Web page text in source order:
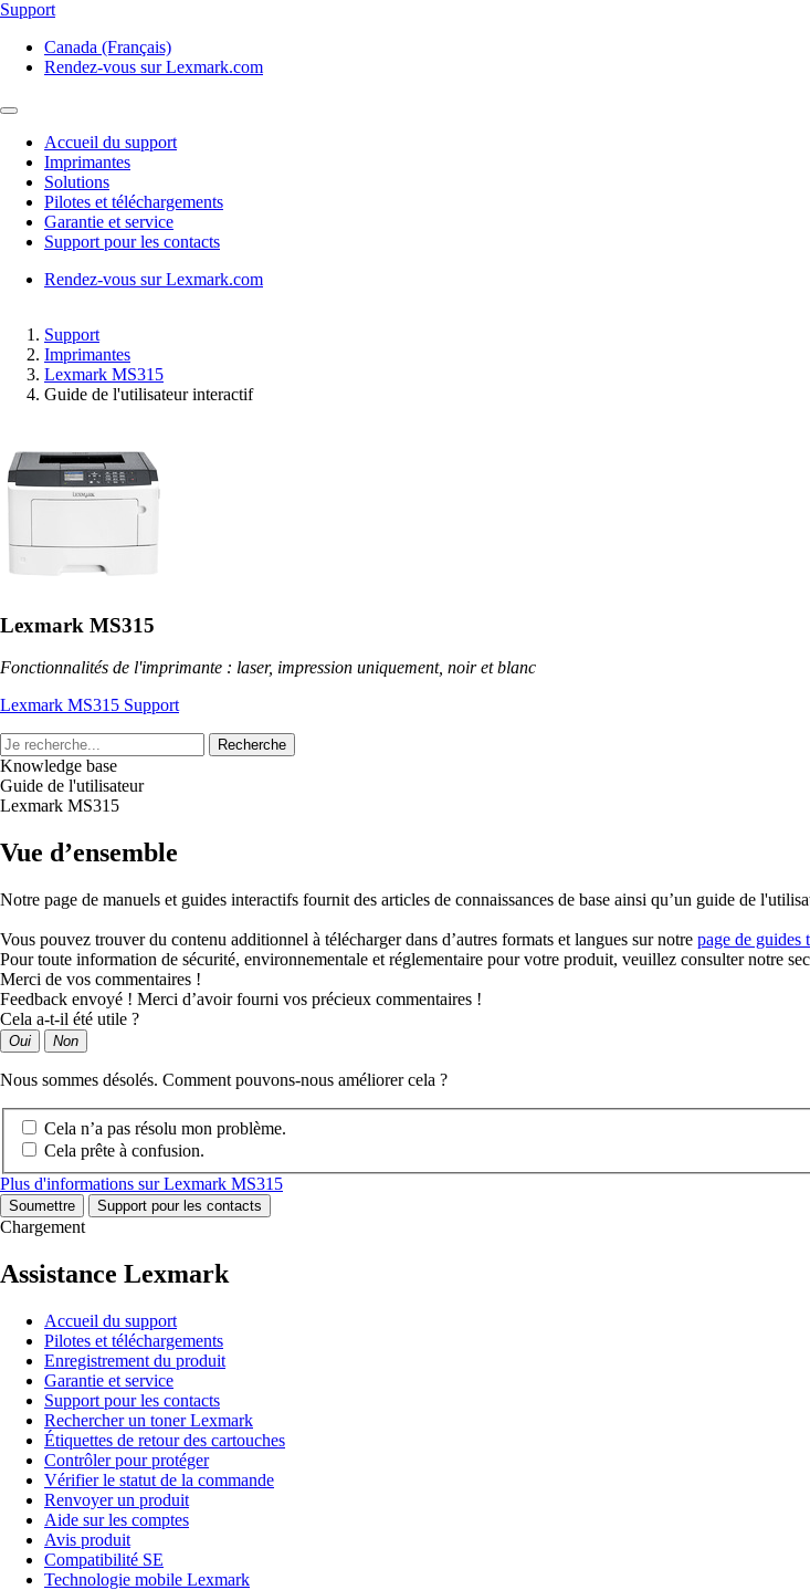
Support
Canada (Français)
Rendez-vous sur Lexmark.com
Accueil du support
Imprimantes
Solutions
Pilotes et téléchargements
Garantie et service
Support pour les contacts
Rendez-vous sur Lexmark.com
Support
Imprimantes
Lexmark MS315
Guide de l'utilisateur interactif
Lexmark MS315
Fonctionnalités de l'imprimante : laser, impression uniquement, noir et blanc
Lexmark MS315 Support
Recherche
Knowledge base
Guide de l'utilisateur
Lexmark MS315
Vue d’ensemble
Notre page de manuels et guides interactifs fournit des articles de connaissances de base ainsi qu’un guide de
Vous pouvez trouver du contenu additionnel à télécharger dans d’autres formats et langues sur notre page de guides
Pour toute information de sécurité, environnementale et réglementaire pour votre produit, veuillez consulter notre
Merci de vos commentaires !
Feedback envoyé ! Merci d’avoir fourni vos précieux commentaires !
Cela a-t-il été utile ?
Oui Non
Nous sommes désolés. Comment pouvons-nous améliorer cela ?
Cela n’a pas résolu mon problème.
Cela prête à confusion.
Plus d'informations sur Lexmark MS315
Soumettre Support pour les contacts
Chargement
Assistance Lexmark
Accueil du support
Pilotes et téléchargements
Enregistrement du produit
Garantie et service
Support pour les contacts
Rechercher un toner Lexmark
Étiquettes de retour des cartouches
Contrôler pour protéger
Vérifier le statut de la commande
Renvoyer un produit
Aide sur les comptes
Avis produit
Compatibilité SE
Technologie mobile Lexmark